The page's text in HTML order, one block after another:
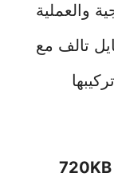
والعملية
تالف مع
720KB